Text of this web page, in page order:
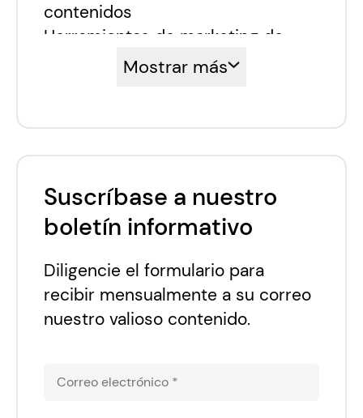
contenidos
Herramientas de marketing de
contenidosMostrar más
Suscríbase a nuestro
boletín informativo
Diligencie el formulario para
recibir mensualmente a su correo
nuestro valioso contenido.